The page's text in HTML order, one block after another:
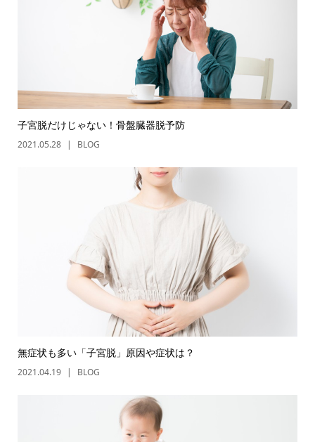
子宮脱だけじゃない！骨盤臓器脱予防
2021.05.28 BLOG
無症状も多い「子宮脱」原因や症状は？
2021.04.19 BLOG